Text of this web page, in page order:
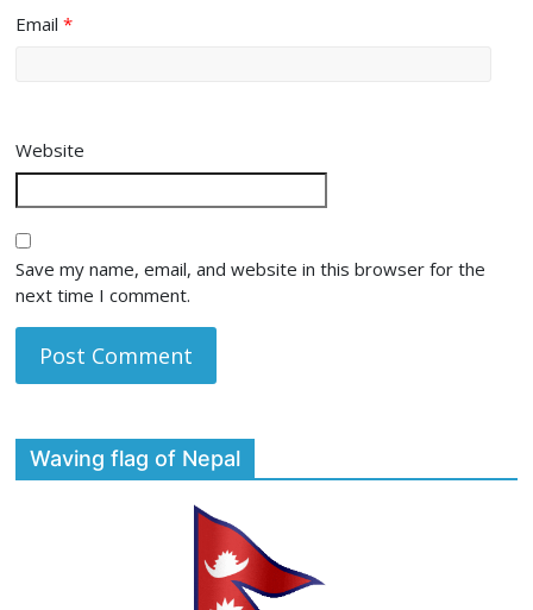
Email*
Website
Save my name, email, and website in this browser for the
next time I comment.
Waving flag of Nepal